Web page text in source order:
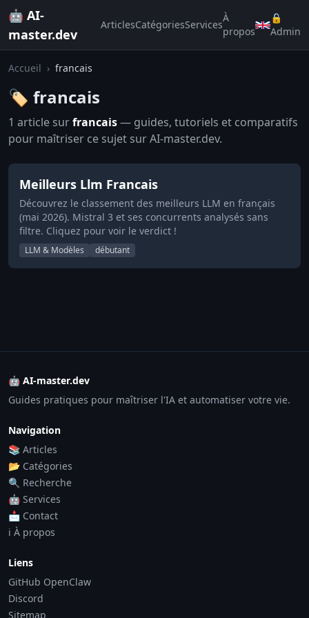
🤖 AI-
master.dev
ArticlesCatégoriesServices
À
propos
🔒
Admin
Accueil › francais
🏷️ francais
1 article surfrancais— guides, tutoriels et comparatifs
pour maîtriser ce sujet sur AI-master.dev.
Meilleurs Llm Francais
Découvrez le classement des meilleurs LLM en français
(mai 2026). Mistral 3 et ses concurrents analysés sans
filtre. Cliquez pour voir le verdict !
LLM & Modèles débutant
🤖 AI-master.dev
Guides pratiques pour maîtriser l'IA et automatiser votre vie.
Navigation
📚 Articles
📂 Catégories
🔍 Recherche
🤖 Services
📩 Contact
ℹ️ À propos
Liens
GitHub OpenClaw
Discord
Sitemap